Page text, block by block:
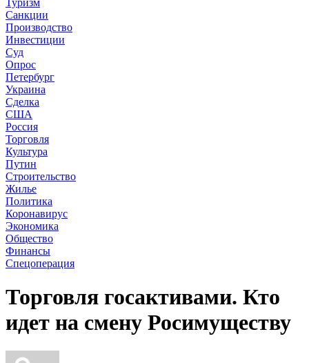
Туризм
Санкции
Производство
Инвестиции
Суд
Опрос
Петербург
Украина
Сделка
США
Россия
Торговля
Культура
Путин
Строительство
Жилье
Политика
Коронавирус
Экономика
Общество
Финансы
Спецоперация
Торговля госактивами. Кто
идет на смену Росимуществу